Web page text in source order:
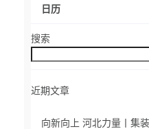
日历
搜索
近期文章
向新向上 河北力量丨集